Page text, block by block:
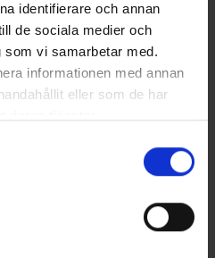
identifierare och annan
de sociala medier och
vi samarbetar med.
informationen med annan
eller som de har
+1
Fleecemütze
Ab2,95 €